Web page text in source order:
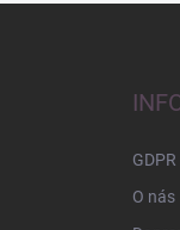
GDPR
O nás